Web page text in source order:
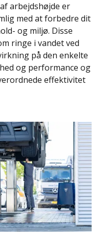
arbejdshøjde er
med at forbedre dit
og miljø. Disse
ringe i vandet ved
på den enkelte
og performance og
effektivitet